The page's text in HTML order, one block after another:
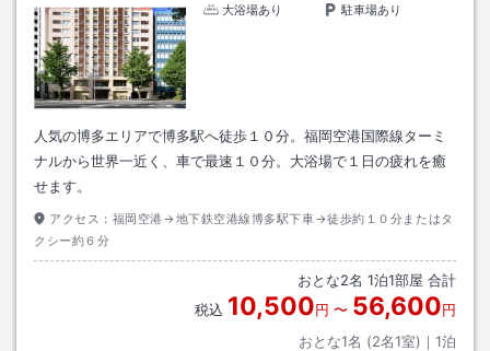
大浴場あり
駐車場あり
人気の博多エリアで博多駅へ徒歩１０分。福岡空港国際線ターミ
ナルから世界一近く、車で最速１０分。大浴場で１日の疲れを癒
せます。
アクセス： 福岡空港→地下鉄空港線博多駅下車→徒歩約１０分またはタ
クシー約６分
おとな2名 1泊1部屋 合計
税込 10,500円 〜 56,600円
おとな1名 (2名1室)｜ 1泊